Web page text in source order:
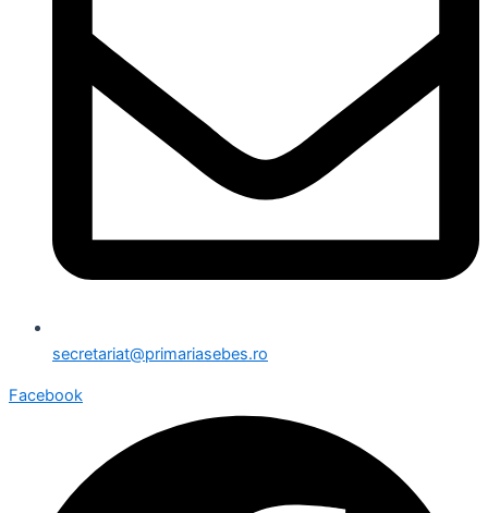
secretariat@primariasebes.ro
Facebook